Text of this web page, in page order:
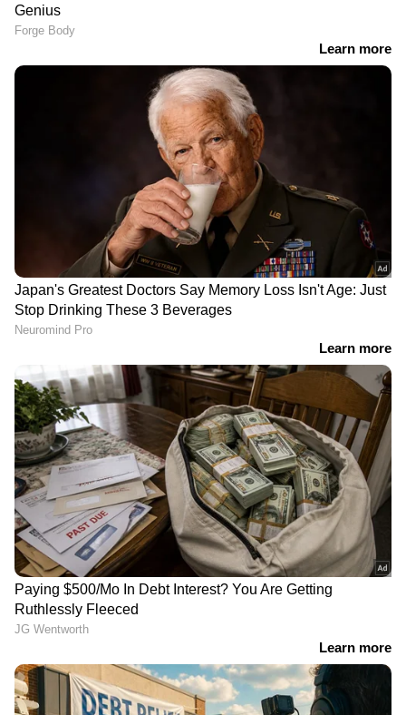
Related Articles
'ജീവന് വേണ്ടി ഓടിക്കോ', പട്ടിക്ക് ഒരു
മാസത്തെ ഫുഡ്‌ ആയേനെ ! ഞെട്ടിക്കുന്ന
അനുഭവവുമായി അന്ന രാജൻ
'ഇവരെ മനസിലാവുന്നില്ല, ഒരുദിവസം
കരച്ചിൽ, അടുത്ത ദിവസം വെല്ലുവിളി';
രേണു സുധിയെ കുറിച്ച് ഫിറോസ്
LATEST VIDEOS
വെള്ളമിറങ്ങി, എ.സി റോഡിൽ
വാഹനങ്ങളോടി; പക്ഷെ
ജനജീവിതം | Alappzha | Rain
'അർജുൻ ആയങ്കിയെ നേരിൽ
കണ്ടിട്ടുകൂടിയില്ല, എന്നിട്ടും
ഞങ്ങളുടെ വീടുകളിൽ കയറി' |
Arjun Aayanki